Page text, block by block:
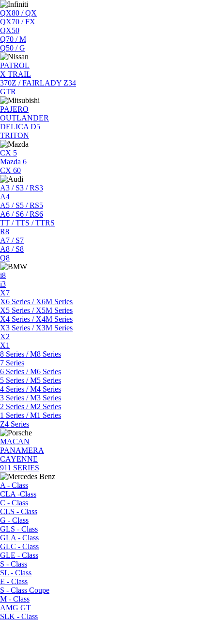
QX80 / QX
QX70 / FX
QX50
Q70 / M
Q50 / G
PATROL
X TRAIL
370Z / FAIRLADY Z34
GTR
PAJERO
OUTLANDER
DELICA D5
TRITON
CX 5
Mazda 6
CX 60
A3 / S3 / RS3
A4
A5 / S5 / RS5
A6 / S6 / RS6
TT / TTS / TTRS
R8
A7 / S7
A8 / S8
Q8
i8
i3
X7
X6 Series / X6M Series
X5 Series / X5M Series
X4 Series / X4M Series
X3 Series / X3M Series
X2
X1
8 Series / M8 Series
7 Series
6 Series / M6 Series
5 Series / M5 Series
4 Series / M4 Series
3 Series / M3 Series
2 Series / M2 Series
1 Series / M1 Series
Z4 Series
MACAN
PANAMERA
CAYENNE
911 SERIES
A - Class
CLA -Class
C - Class
CLS - Class
G - Class
GLS - Class
GLA - Class
GLC - Class
GLE - Class
S - Class
SL - Class
E - Class
S - Class Coupe
M - Class
AMG GT
SLK - Class